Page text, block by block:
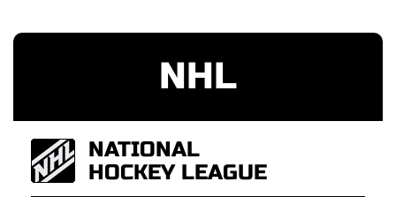
NHL
NATIONAL
HOCKEY LEAGUE